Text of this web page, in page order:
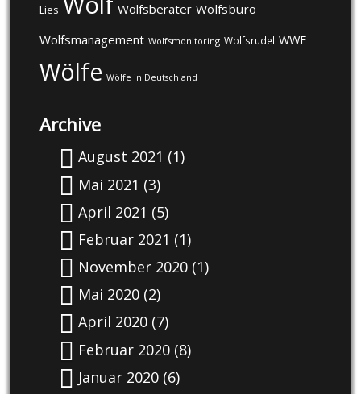
Lies Wolfsberater Wolfsbüro
Wolfsmanagement Wolfsmonitoring Wolfsrudel WWF
Wölfe Wölfe in Deutschland
Archive
August 2021 (1)
Mai 2021 (3)
April 2021 (5)
Februar 2021 (1)
November 2020(1)
Mai 2020(2)
April 2020(7)
Februar 2020(8)
Januar 2020(6)